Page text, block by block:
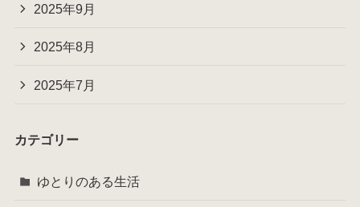
2025年9月
2025年8月
2025年7月
カテゴリー
ゆとりのある生活